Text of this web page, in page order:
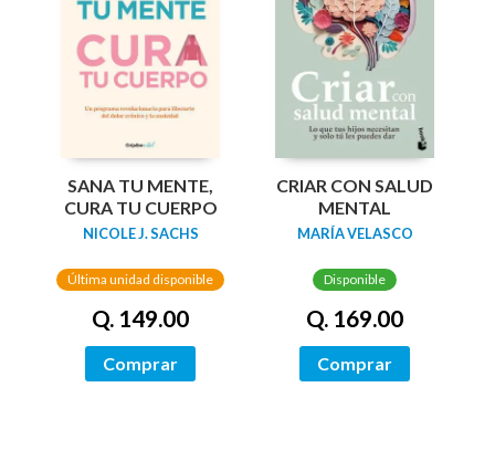
SANA TU MENTE,
CURA TU CUERPO
NICOLE J. SACHS
Última unidad disponible
Q. 149.00
Comprar
CRIAR CON SALUD
MENTAL
MARÍA VELASCO
Disponible
Q. 169.00
Comprar